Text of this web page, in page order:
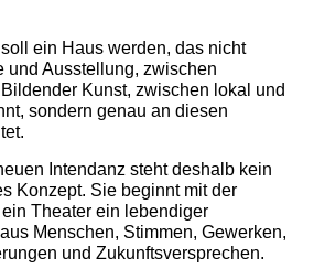
ein Haus werden, das nicht
und Ausstellung, zwischen
Kunst, zwischen lokal und
sondern genau an diesen
Intendanz steht deshalb kein
Konzept. Sie beginnt mit der
Theater ein lebendiger
Menschen, Stimmen, Gewerken,
und Zukunftsversprechen.